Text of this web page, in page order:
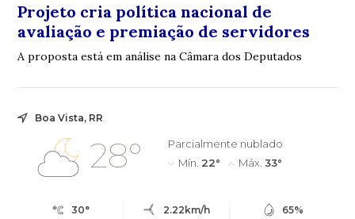
Projeto cria política nacional de
avaliação e premiação de servidores
A proposta está em análise na Câmara dos Deputados
Boa Vista, RR
28°
Parcialmente nublado
Mín. 22° Máx. 33°
30° 2.22km/h 65%